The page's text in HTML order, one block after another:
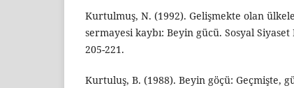
Kurtulmuş, N. (1992). Gelişmekte olan
sermayesi kaybı: Beyin gücü. Sosyal
205-221.
Kurtuluş, B. (1988). Beyin göçü: Geçmişte,